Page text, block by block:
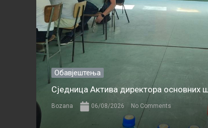
Обавјештења
Сједница Актива директора основних
Bozana 06/08/2026 No Comments